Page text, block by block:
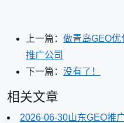
上一篇： 做青岛GEO
推广公司
下一篇： 没有了！
相关文章
2026-06-30山东GEO推